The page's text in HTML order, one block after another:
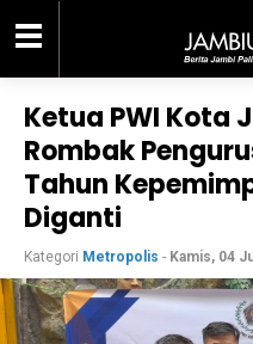
Ketua PWI Kota
Rombak
Tahun
Diganti
Kategori Metropolis - Kamis, 04